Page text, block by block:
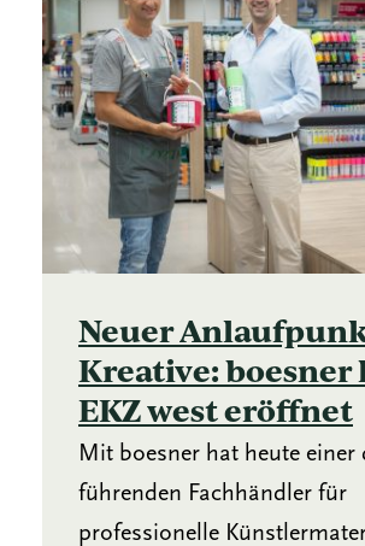
Neuer
Kreative: boesner
EKZ west eröffnet
Mit boesner hat heute einer
führenden Fachhändler für
professionelle